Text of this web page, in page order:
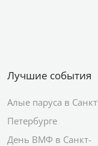
Лучшие события
Алые паруса в Санкт
Петербурге
День ВМФ в Санкт-